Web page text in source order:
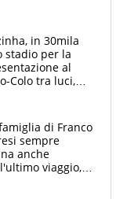
in 30mila
stadio per la
al
Colo tra luci,
di Franco
sempre
anche
viaggio,